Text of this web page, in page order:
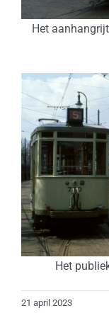
Het
Het
21 april 2023